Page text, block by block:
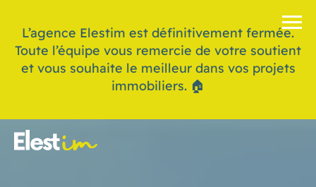
L’agence Elestim est définitivement fermée.
Toute l’équipe vous remercie de votre soutient
et vous souhaite le meilleur dans vos projets
immobiliers. 🏠